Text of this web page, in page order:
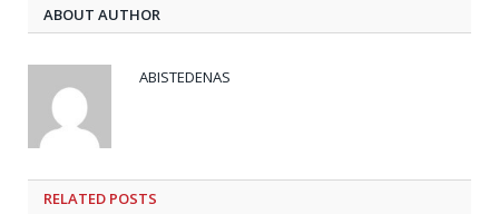
ABOUT AUTHOR
ABISTEDENAS
RELATED POSTS